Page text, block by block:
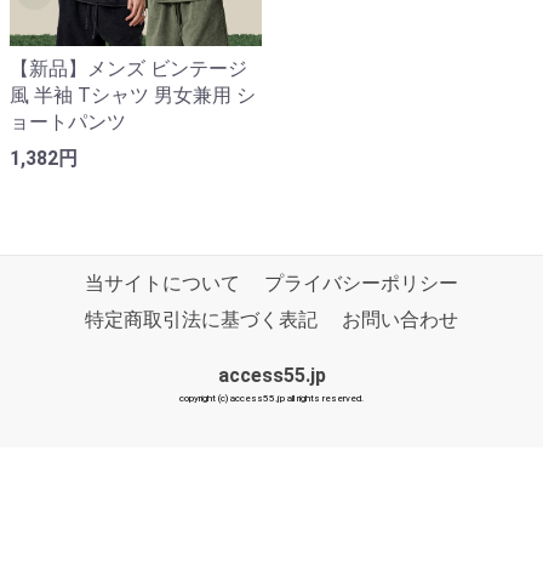
【新品】メンズ ビンテージ
風 半袖 Tシャツ 男女兼用 シ
ョートパンツ
1,382円
当サイトについて
プライバシーポリシー
特定商取引法に基づく表記
お問い合わせ
access55.jp
copyright (c) access55.jp all rights reserved.